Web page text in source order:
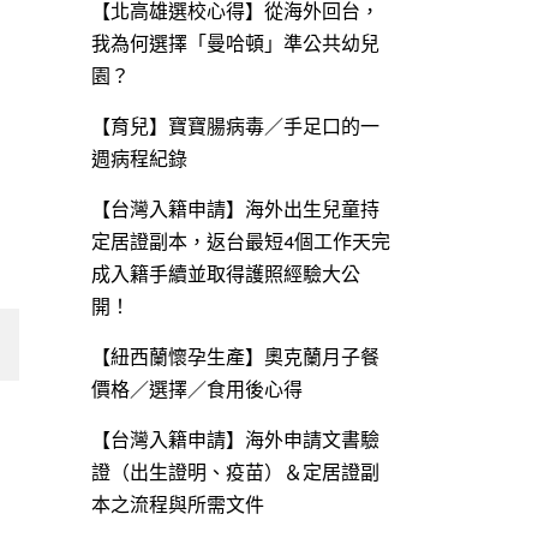
【北高雄選校心得】從海外回台，
我為何選擇「曼哈頓」準公共幼兒
園？
【育兒】寶寶腸病毒／手足口的一
週病程紀錄
【台灣入籍申請】海外出生兒童持
定居證副本，返台最短4個工作天完
成入籍手續並取得護照經驗大公
開！
【紐西蘭懷孕生產】奧克蘭月子餐
價格／選擇／食用後心得
【台灣入籍申請】海外申請文書驗
證（出生證明、疫苗）＆定居證副
本之流程與所需文件